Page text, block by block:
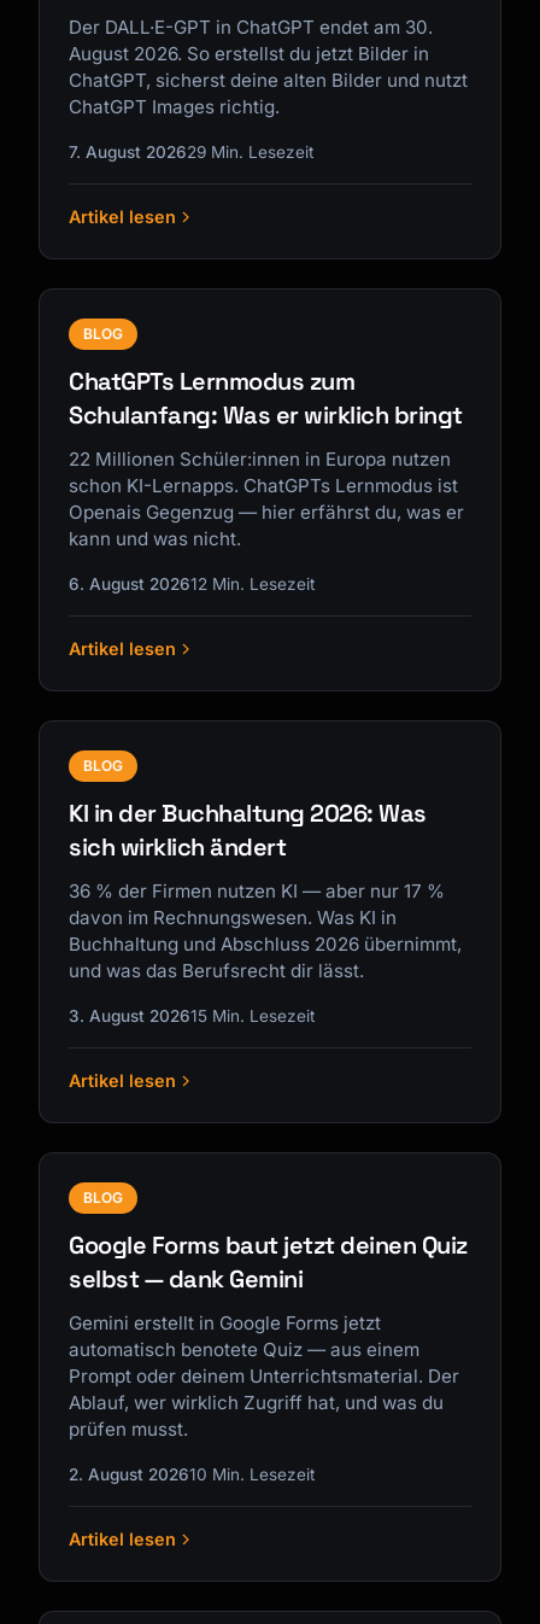
Der DALL·E-GPT in ChatGPT endet am 30.
August 2026. So erstellst du jetzt Bilder in
ChatGPT, sicherst deine alten Bilder und nutzt
ChatGPT Images richtig.
7. August 202629 Min. Lesezeit
Artikel lesen
BLOG
ChatGPTs Lernmodus zum
Schulanfang: Was er wirklich bringt
22 Millionen Schüler:innen in Europa nutzen
schon KI-Lernapps. ChatGPTs Lernmodus ist
Openais Gegenzug — hier erfährst du, was er
kann und was nicht.
6. August 202612 Min. Lesezeit
Artikel lesen
BLOG
KI in der Buchhaltung 2026: Was
sich wirklich ändert
36 % der Firmen nutzen KI — aber nur 17 %
davon im Rechnungswesen. Was KI in
Buchhaltung und Abschluss 2026 übernimmt,
und was das Berufsrecht dir lässt.
3. August 202615 Min. Lesezeit
Artikel lesen
BLOG
Google Forms baut jetzt deinen Quiz
selbst — dank Gemini
Gemini erstellt in Google Forms jetzt
automatisch benotete Quiz — aus einem
Prompt oder deinem Unterrichtsmaterial. Der
Ablauf, wer wirklich Zugriff hat, und was du
prüfen musst.
2. August 202610 Min. Lesezeit
Artikel lesen
Kai